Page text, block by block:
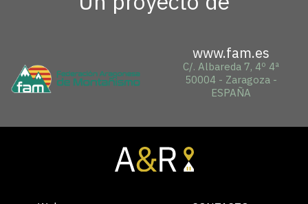
www.fam.es
C/. Albareda 7, 4º 4ª
50004 - Zaragoza -
ESPAÑA